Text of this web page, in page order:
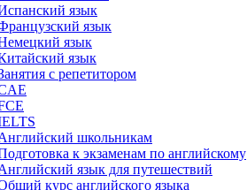
язык
язык
язык
язык
с репетитором
школьникам
к экзаменам по английскому
язык для путешествий
курс английского языка